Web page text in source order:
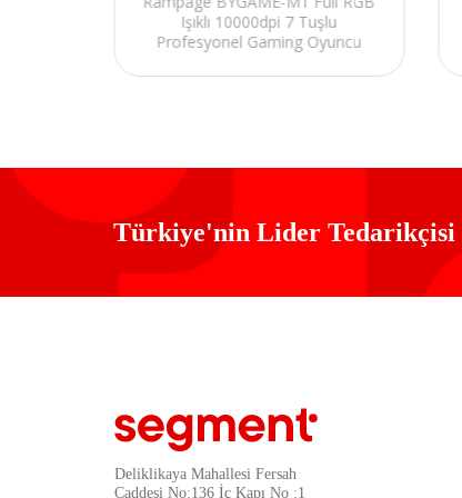
Işıklı 10000dpi 7 Tuşlu
Profesyonel Gaming Oyuncu
Türkiye'nin Lider Tedarikçisi
Deliklikaya Mahallesi Fersah
Caddesi No:136 İç Kapı No :1